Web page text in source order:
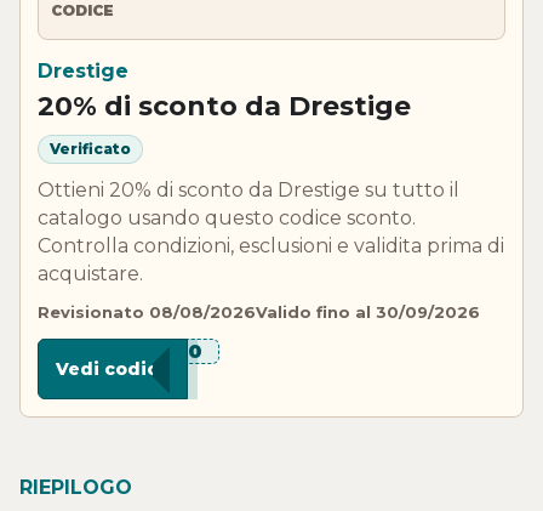
CODICE
Drestige
20% di sconto da Drestige
Verificato
Ottieni 20% di sconto da Drestige su tutto il
catalogo usando questo codice sconto.
Controlla condizioni, esclusioni e validita prima di
acquistare.
Revisionato 08/08/2026Valido fino al 30/09/2026
***E20
Vedi codice
RIEPILOGO